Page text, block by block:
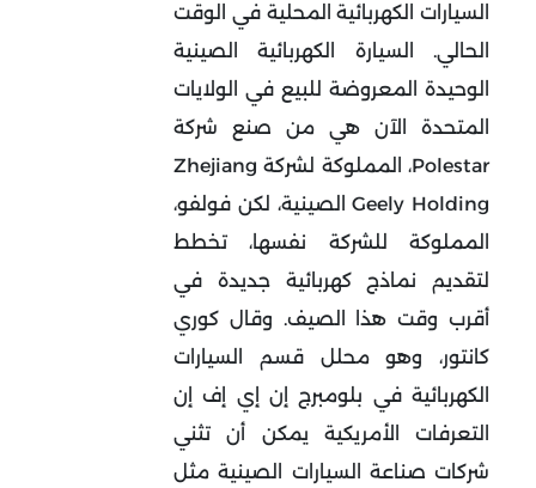
السيارات الكهربائية المحلية في الوقت
الحالي. السيارة الكهربائية الصينية
الوحيدة المعروضة للبيع في الولايات
المتحدة الآن هي من صنع شركة
Polestar، المملوكة لشركة Zhejiang
Geely Holding الصينية، لكن فولفو،
المملوكة للشركة نفسها، تخطط
لتقديم نماذج كهربائية جديدة في
أقرب وقت هذا الصيف. وقال كوري
كانتور، وهو محلل قسم السيارات
الكهربائية في بلومبرج إن إي إف إن
التعرفات الأمريكية يمكن أن تثني
شركات صناعة السيارات الصينية مثل